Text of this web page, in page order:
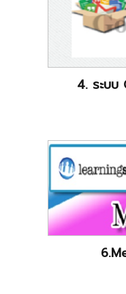
4. ระบ